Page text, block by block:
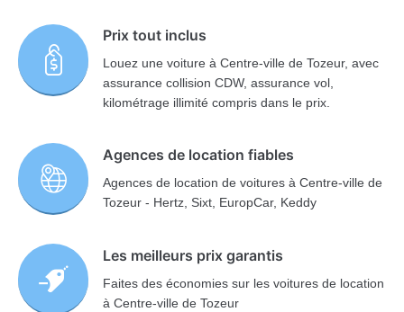
Prix tout inclus
Louez une voiture à Centre-ville de Tozeur, avec
assurance collision CDW, assurance vol,
kilométrage illimité compris dans le prix.
Agences de location fiables
Agences de location de voitures à Centre-ville de
Tozeur - Hertz, Sixt, EuropCar, Keddy
Les meilleurs prix garantis
Faites des économies sur les voitures de location
à Centre-ville de Tozeur